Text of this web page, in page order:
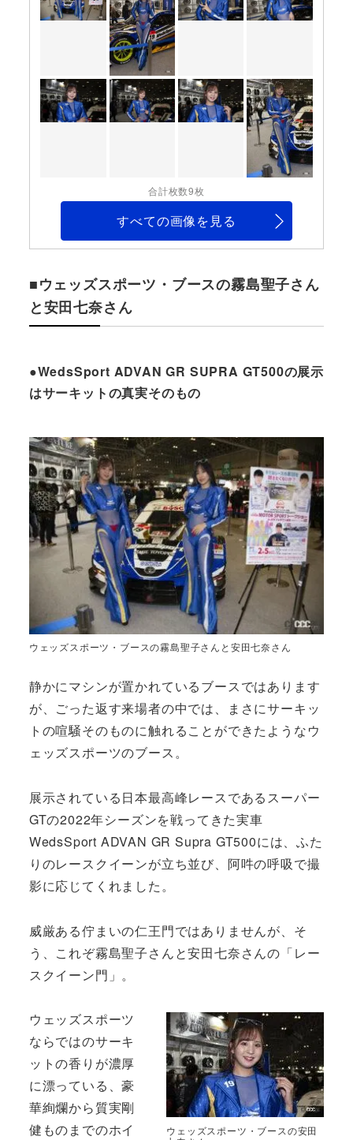
合計枚数9枚
すべての画像を見る
■ウェッズスポーツ・ブースの霧島聖子さん
と安田七奈さん
●WedsSport ADVAN GR SUPRA GT500の展示
はサーキットの真実そのもの
ウェッズスポーツ・ブースの霧島聖子さんと安田七奈さん
静かにマシンが置かれているブースではあります
が、ごった返す来場者の中では、まさにサーキッ
トの喧騒そのものに触れることができたようなウ
ェッズスポーツのブース。
展示されている日本最高峰レースであるスーパー
GTの2022年シーズンを戦ってきた実車
WedsSport ADVAN GR Supra GT500には、ふた
りのレースクイーンが立ち並び、阿吽の呼吸で撮
影に応じてくれました。
威厳ある佇まいの仁王門ではありませんが、そ
う、これぞ霧島聖子さんと安田七奈さんの「レー
スクイーン門」。
ウェッズスポーツ・ブースの安田
ウェッズスポーツ
ならではのサーキ
ットの香りが濃厚
に漂っている、豪
華絢爛から質実剛
健ものまでのホイ